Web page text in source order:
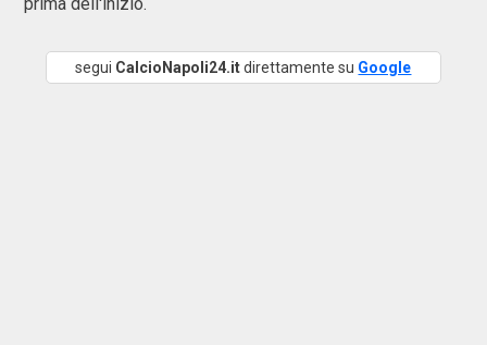
segui CalcioNapoli24.itdirettamente su Google